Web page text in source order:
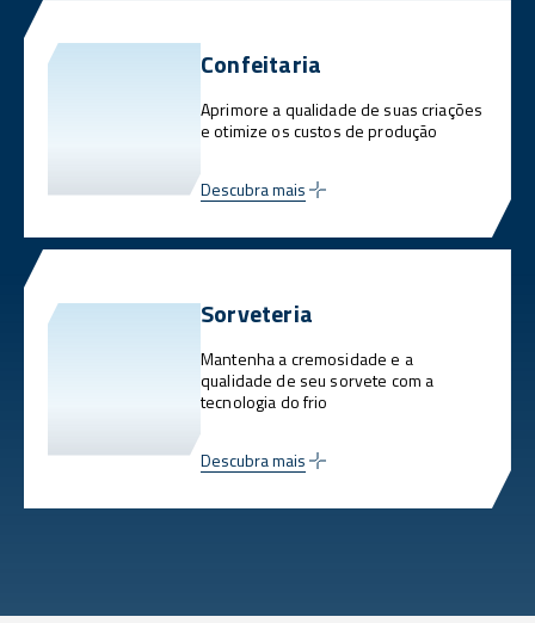
Confeitaria
Aprimore a qualidade de suas criações
e otimize os custos de produção
Descubra mais
Sorveteria
Mantenha a cremosidade e a
qualidade de seu sorvete com a
tecnologia do frio
Descubra mais